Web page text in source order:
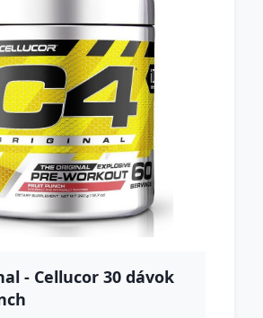
- Cellucor 30 dávok